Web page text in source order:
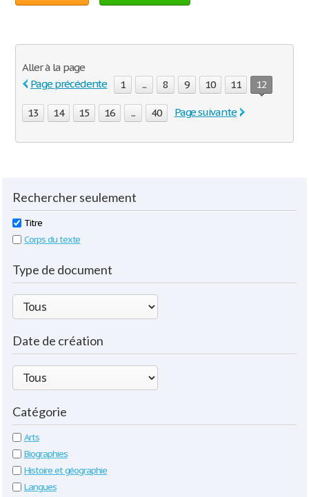
Aller à la page
Page précédente
1 ... 8 9 10 11 12
13 14 15 16 ... 40 Page suivante
Rechercher seulement
Titre
Corps du texte
Type de document
Date de création
Catégorie
Arts
Biographies
Histoire et géographie
Langues